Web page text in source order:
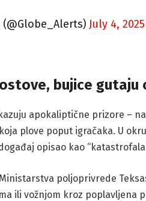
July 4, 2025
bujice gutaju
apokaliptične prizore –
plove poput igračaka. U
opisao kao
poljoprivrede
ili vožnjom kroz poplavljena